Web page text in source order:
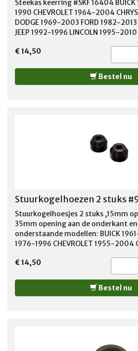
Steekas keerring #SKF 16404 BUICK
1990 CHEVROLET 1964-2004
DODGE 1969-2003 FORD 1982-
JEEP 1992-1996 LINCOLN 1995-
PLYMOUTH 1973-1987 PONTIAC
0.5 Shaft (IN) 1.618 Bore (IN) 2.575
2.579 Boretite Y
€ 14,50
Bestel nu
Stuurkogelhoezen 2 stuks
Stuurkogelhoesjes 2 stuks ,15mm
35mm opening aan de onderkant
onderstaande modellen: BUICK
1976-1996 CHEVROLET 1955-2004
2011 GMC 1982-2004
1987-1999 JEEP 1955-1998
1991-2010 MERCURY 1966-1997
NISSAN 1980-1997 OLDSMOBILE
€ 14,50
Bestel nu